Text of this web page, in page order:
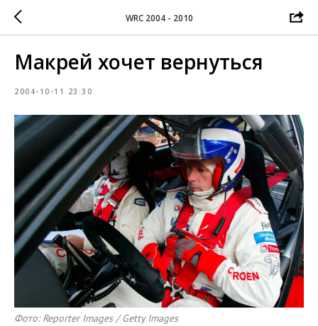
WRC 2004 - 2010
Макрей хочет вернуться
2004-10-11 23:30
Фото: Reporter Images / Getty Images